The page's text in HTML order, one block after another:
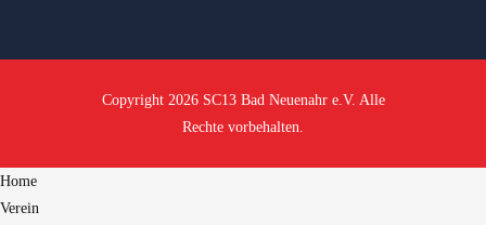
Copyright 2026 SC13 Bad Neuenahr e.V. Alle
Rechte vorbehalten.
Home
Verein